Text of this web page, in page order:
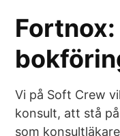
Vi på Soft Crew
konsult, att stå
som